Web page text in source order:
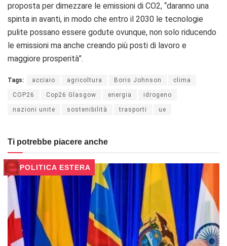
proposta per dimezzare le emissioni di CO2, “daranno una
spinta in avanti, in modo che entro il 2030 le tecnologie
pulite possano essere godute ovunque, non solo riducendo
le emissioni ma anche creando più posti di lavoro e
maggiore prosperità”.
Tags: acciaio agricoltura Boris Johnson clima
COP26 Cop26 Glasgow energia idrogeno
nazioni unite sostenibilità trasporti ue
Ti potrebbe piacere anche
POLITICA ESTERA